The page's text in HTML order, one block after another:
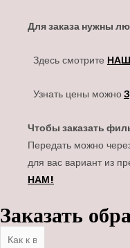
Для заказа нужны
Здесь смотрите
Узнать цены можно
Чтобы заказать
Передать можно
для вас вариант из
НАМ!
Заказать